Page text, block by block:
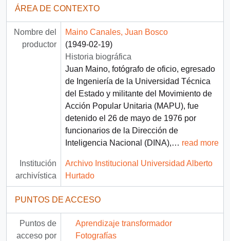
ÁREA DE CONTEXTO
Nombre del
productor
Maino Canales, Juan Bosco
(1949-02-19)
Historia biográfica
Juan Maino, fotógrafo de oficio, egresado
de Ingeniería de la Universidad Técnica
del Estado y militante del Movimiento de
Acción Popular Unitaria (MAPU), fue
detenido el 26 de mayo de 1976 por
funcionarios de la Dirección de
Inteligencia Nacional (DINA),… read more
Institución
archivística
Archivo Institucional Universidad Alberto
Hurtado
PUNTOS DE ACCESO
Puntos de
acceso por
Aprendizaje transformador
Fotografías